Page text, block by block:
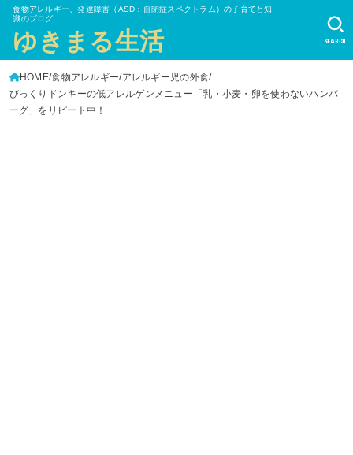
食物アレルギー、発達障害（ASD：自閉症スペクトラム）の子育てと知
識のブログ
ゆきまる生活 SEARCH
HOME 食物アレルギー アレルギー児の外食
びっくりドンキーの低アレルゲンメニュー「乳・小麦・卵を使わないハンバ
ーグ」をリピート中！